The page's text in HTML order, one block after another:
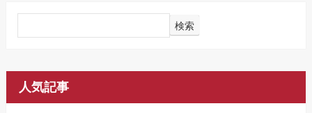
検索
人気記事